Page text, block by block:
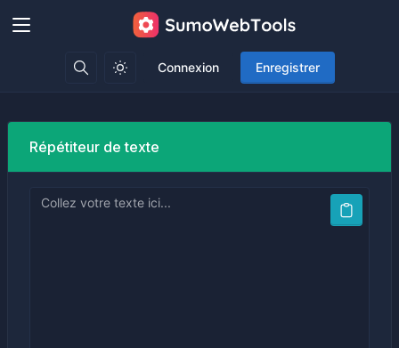
Connexion Enregistrer
Répétiteur de texte